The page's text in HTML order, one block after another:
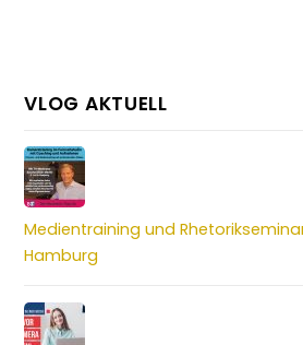
VLOG AKTUELL
Medientraining und
Hamburg